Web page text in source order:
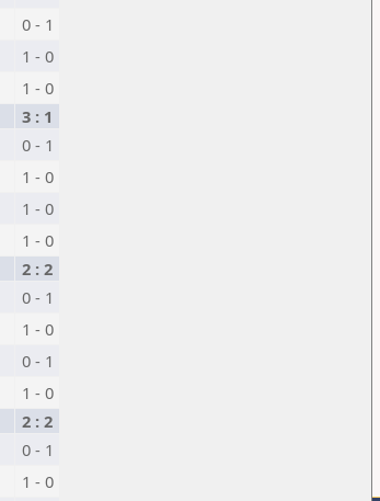
0 - 1
1 - 0
1 - 0
3 : 1
0 - 1
1 - 0
1 - 0
1 - 0
2 : 2
0 - 1
1 - 0
0 - 1
1 - 0
2 : 2
0 - 1
1 - 0